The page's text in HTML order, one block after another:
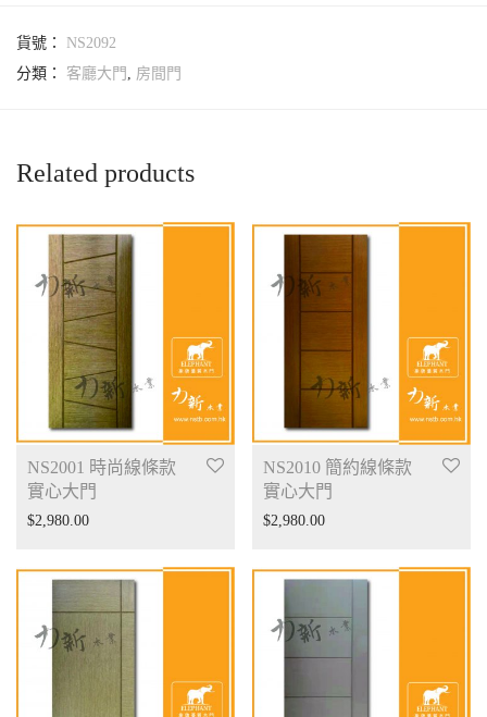
貨號： NS2092
分類： 客廳大門 , 房間門
Related products
NS2001 時尚線條款
實心大門
$2,980.00
NS2010 簡約線條款
實心大門
$2,980.00